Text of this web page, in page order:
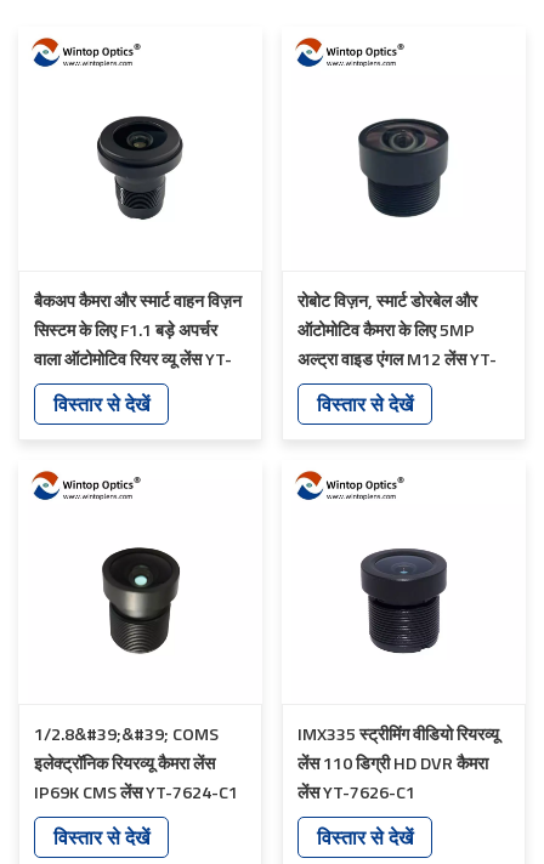
बैकअप कैमरा और स्मार्ट वाहन विज़न
सिस्टम के लिए F1.1 बड़े अपर्चर
वाला ऑटोमोटिव रियर व्यू लेंस YT-
5755P-Q1
विस्तार से देखें
रोबोट विज़न, स्मार्ट डोरबेल और
ऑटोमोटिव कैमरा के लिए 5MP
अल्ट्रा वाइड एंगल M12 लेंस YT-
5760-C1
विस्तार से देखें
1/2.8&#39;&#39; COMS
इलेक्ट्रॉनिक रियरव्यू कैमरा लेंस
IP69K CMS लेंस YT-7624-C1
विस्तार से देखें
IMX335 स्ट्रीमिंग वीडियो रियरव्यू
लेंस 110 डिग्री HD DVR कैमरा
लेंस YT-7626-C1
विस्तार से देखें